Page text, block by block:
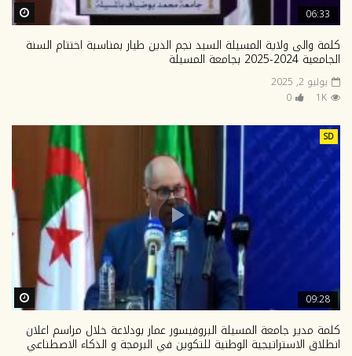
06:33
كلمة والى ولاية المسيلة السيد نجم الدين طيار بمناسبة اختتام السنة
الجامعية 2024-2025 بجامعة المسيلة
يوليو 2, 2025
1K
0
SD
09:28
كلمة مدير جامعة المسيلة البروفيسور عمار بودلاعة خلال مراسم اعلان
انطلاق الاستراتيجية الوطنية للتكوين في البرمجة و الذكاء الاصطناعي